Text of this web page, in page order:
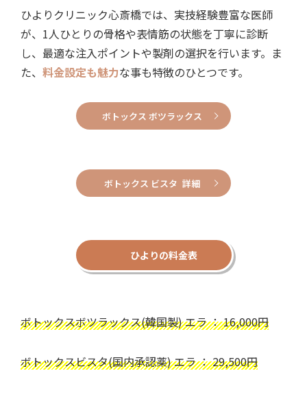
ひよりクリニック心斎橋では、実技経験豊富な医師
が、1人ひとりの骨格や表情筋の状態を丁寧に診断
し、最適な注入ポイントや製剤の選択を行います。ま
た、 料金設定も魅力な事も特徴のひとつです。
ボトックス ボツラックス
ボトックス ビスタ 詳細
ひよりの料金表
ボトックスボツラックス(韓国製) エラ ： 16,000円
ボトックスビスタ(国内承認薬) エラ ： 29,500円